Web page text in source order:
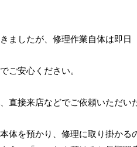
ましたが、修理作業自体は即日
ご安心ください。
直接来店などでご依頼いただい
体を預かり、修理に取り掛かる